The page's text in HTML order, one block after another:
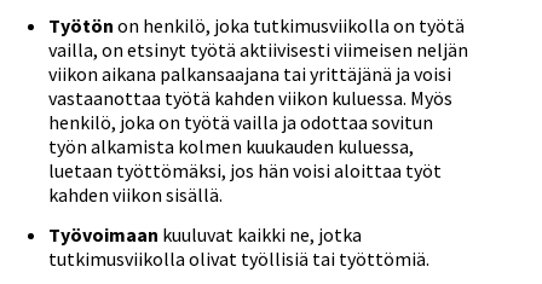
Työtön on henkilö, joka tutkimusviikolla on työtä
vailla, on etsinyt työtä aktiivisesti viimeisen neljän
viikon aikana palkansaajana tai yrittäjänä ja voisi
vastaanottaa työtä kahden viikon kuluessa. Myös
henkilö, joka on työtä vailla ja odottaa sovitun
työn alkamista kolmen kuukauden kuluessa,
luetaan työttömäksi, jos hän voisi aloittaa työt
kahden viikon sisällä.
Työvoimaan kuuluvat kaikki ne, jotka
tutkimusviikolla olivat työllisiä tai työttömiä.